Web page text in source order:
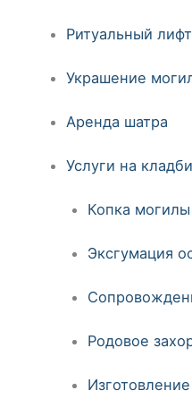
Ритуальный лифт
Украшение
Аренда шатра
Услуги на
Копка могилы
Эксгумация
Родовое